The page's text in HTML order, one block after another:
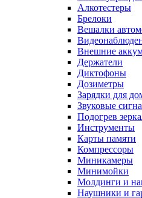
Алкотестеры
Брелоки
Вешалки
Внешние
Держатели
Диктофоны
Дозиметры
Зарядки для
Звуковые
Подогрев
Инструменты
Карты памяти
Компрессоры
Миникамеры
Минимойки
Молдинги и
Наушники и